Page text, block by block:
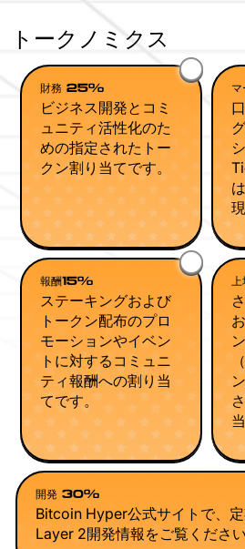
トークノミクス
財務 25%
ビジネス開発とコミ
ュニティ活性化のた
めの指定されたトー
クン割り当てです。
報酬15%
ステーキングおよび
トークン配布のプロ
モーションやイベン
トに対するコミュニ
ティ報酬への割り当
てです。
開発 30%
Bitcoin Hyper公式サイトで、
Layer 2開発情報をご覧ください